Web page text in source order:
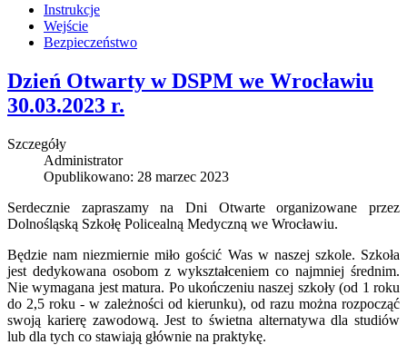
Instrukcje
Wejście
Bezpieczeństwo
Dzień Otwarty w DSPM we Wrocławiu
30.03.2023 r.
Szczegóły
Administrator
Opublikowano: 28 marzec 2023
Serdecznie zapraszamy na Dni Otwarte organizowane przez
Dolnośląską Szkołę Policealną Medyczną we Wrocławiu.
Będzie nam niezmiernie miło gościć Was w naszej szkole. Szkoła
jest dedykowana osobom z wykształceniem co najmniej średnim.
Nie wymagana jest matura. Po ukończeniu naszej szkoły (od 1 roku
do 2,5 roku - w zależności od kierunku), od razu można rozpocząć
swoją karierę zawodową. Jest to świetna alternatywa dla studiów
lub dla tych co stawiają głównie na praktykę.